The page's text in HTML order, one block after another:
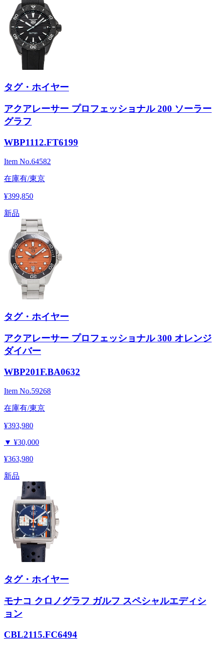
タグ・ホイヤー
アクアレーサー プロフェッショナル 200 ソーラー
グラフ
WBP1112.FT6199
Item No.64582
在庫有/東京
¥399,850
新品
タグ・ホイヤー
アクアレーサー プロフェッショナル 300 オレンジ
ダイバー
WBP201F.BA0632
Item No.59268
在庫有/東京
¥393,980
▼ ¥30,000
¥363,980
新品
タグ・ホイヤー
モナコ クロノグラフ ガルフ スペシャルエディシ
ョン
CBL2115.FC6494